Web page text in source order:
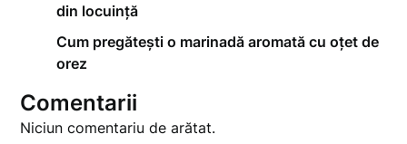
din locuință
Cum pregătești o marinadă aromată cu oțet de
orez
Comentarii
Niciun comentariu de arătat.